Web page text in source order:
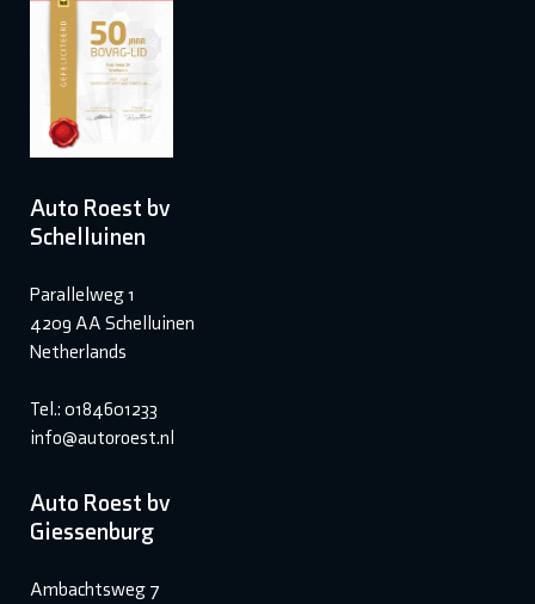
Auto Roest bv
Schelluinen
Parallelweg 1
4209 AA Schelluinen
Netherlands
Tel.: 0184601233
info@autoroest.nl
Auto Roest bv
Giessenburg
Ambachtsweg 7